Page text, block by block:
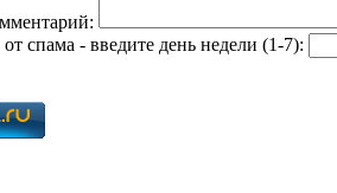
спама - введите день недели (1-7):